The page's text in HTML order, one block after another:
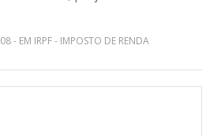
- EM IRPF - IMPOSTO DE RENDA